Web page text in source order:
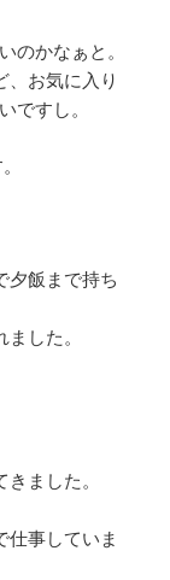
のかなぁと。
、お気に入り
ですし。
夕飯まで持ち
した。
ました。
仕事していま